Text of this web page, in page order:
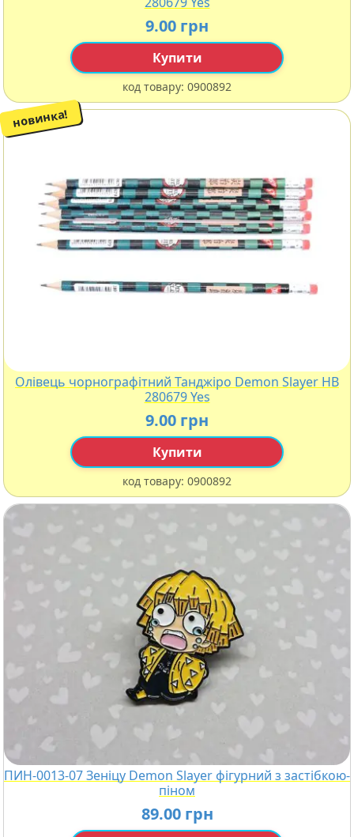
9.00 грн
Купити
код товару: 0900892
новинка!
Олівець чорнографітний Танджіро Demon Slayer HB
280679 Yes
9.00 грн
Купити
код товару: 0900892
ПИН-0013-07 Зеніцу Demon Slayer фігурний з застібкою-
піном
89.00 грн